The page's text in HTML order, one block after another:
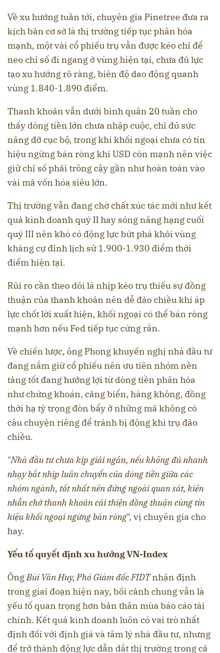
Về xu hướng tuần tới, chuyên gia Pinetree đưa ra
kịch bản cơ sở là thị trường tiếp tục phân hóa
mạnh, một vài cổ phiếu trụ vẫn được kéo chỉ để
neo chỉ số đi ngang ở vùng hiện tại, chưa đủ lực
tạo xu hướng rõ ràng, biên độ dao động quanh
vùng 1.840-1.890 điểm.
Thanh khoản vẫn dưới bình quân 20 tuần cho
thấy dòng tiền lớn chưa nhập cuộc, chỉ đủ sức
nâng đỡ cục bộ, trong khi khối ngoại chưa có tín
hiệu ngừng bán ròng khi USD còn mạnh nên việc
giữ chỉ số phải trông cậy gần như hoàn toàn vào
vài mã vốn hóa siêu lớn.
Thị trường vẫn đang chờ chất xúc tác mới như kết
quả kinh doanh quý II hay sóng nâng hạng cuối
quý III nên khó có động lực bứt phá khỏi vùng
kháng cự đỉnh lịch sử 1.900-1.930 điểm thời
điểm hiện tại.
Rủi ro cần theo dõi là nhịp kéo trụ thiếu sự đồng
thuận của thanh khoản nên dễ đảo chiều khi áp
lực chốt lời xuất hiện, khối ngoại có thể bán ròng
mạnh hơn nếu Fed tiếp tục cứng rắn.
Về chiến lược, ông Phong khuyến nghị nhà đầu tư
đang nắm giữ cổ phiếu nên ưu tiên nhóm nền
tảng tốt đang hưởng lợi từ dòng tiền phân hóa
như chứng khoán, cảng biển, hàng không, đồng
thời hạ tỷ trọng đòn bẩy ở những mã không có
câu chuyện riêng để tránh bị động khi trụ đảo
chiều.
"Nhà đầu tư chưa kịp giải ngân, nếu không đủ nhanh
nhạy bắt nhịp luân chuyển của dòng tiền giữa các
nhóm ngành, tốt nhất nên đứng ngoài quan sát, kiên
nhẫn chờ thanh khoản cải thiện đồng thuận cùng tín
hiệu khối ngoại ngừng bán ròng", vị chuyên gia cho
hay.
Yếu tố quyết định xu hướng VN-Index
ÔngBùi Văn Huy, Phó Giám đốc FIDT nhận định
trong giai đoạn hiện nay, bối cảnh chung vẫn là
yếu tố quan trọng hơn bản thân mùa báo cáo tài
chính. Kết quả kinh doanh luôn có vai trò nhất
định đối với định giá và tâm lý nhà đầu tư, nhưng
để trở thành động lực dẫn dắt thị trường trong cả